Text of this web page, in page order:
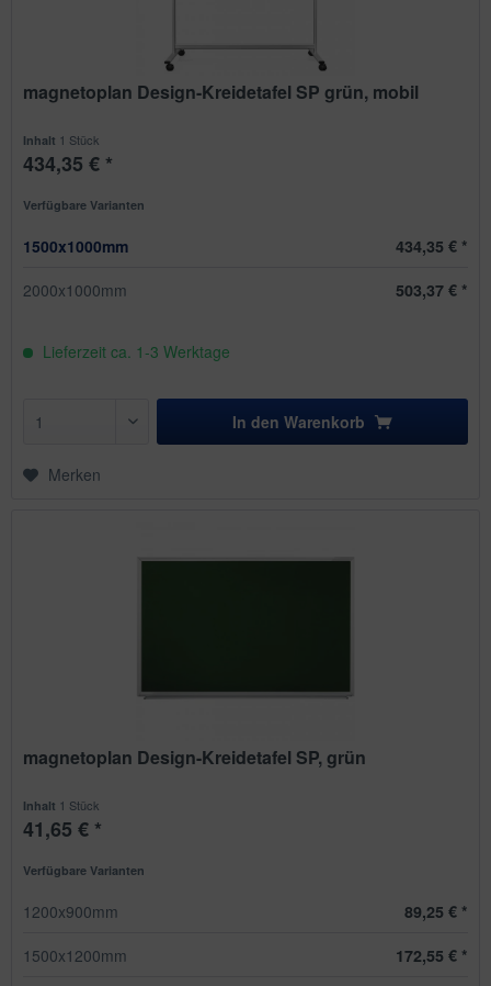
magnetoplan Design-Kreidetafel SP grün, mobil
Inhalt 1 Stück
434,35 € *
Verfügbare Varianten
1500x1000mm 434,35 € *
2000x1000mm 503,37 € *
Lieferzeit ca. 1-3 Werktage
In den Warenkorb
Merken
magnetoplan Design-Kreidetafel SP, grün
Inhalt 1 Stück
41,65 € *
Verfügbare Varianten
1200x900mm
89,25 € *
1500x1200mm
172,55 € *